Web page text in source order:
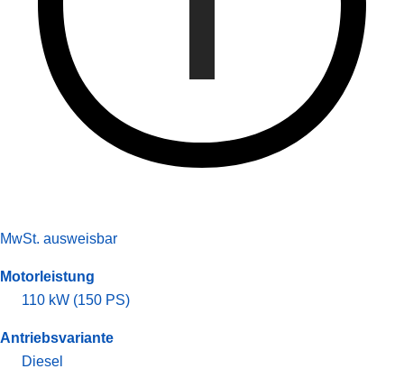
MwSt. ausweisbar
Motorleistung
110 kW (150 PS)
Antriebsvariante
Diesel